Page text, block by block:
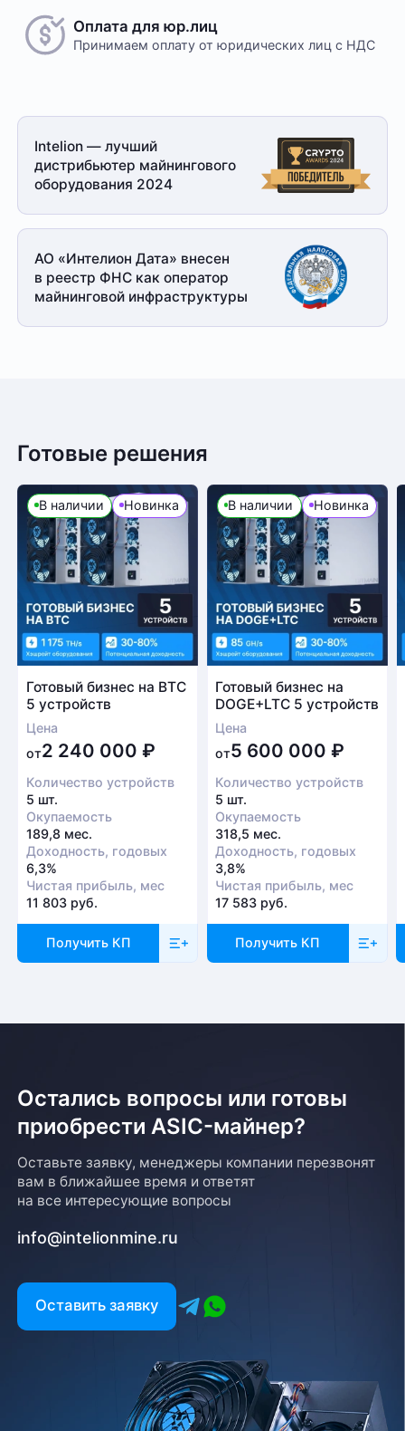
Оплата для юр.лиц
Принимаем оплату от юридических лиц с НДС
Intelion — лучший
дистрибьютер майнингового
оборудования 2024
АО «Интелион Дата» внесен
в реестр ФНС как оператор
майнинговой инфраструктуры
Готовые решения
В наличии Новинка
Готовый бизнес на BTC
5 устройств
Цена
от2 240 000 ₽
Количество устройств
5 шт.
Окупаемость
189,8 мес.
Доходность, годовых
6,3%
Чистая прибыль, мес
11 803 руб.
Получить КП
В наличии Новинка
Готовый бизнес на
DOGE+LTC 5 устройств
Цена
от5 600 000₽
Количество устройств
5 шт.
Окупаемость
318,5 мес.
Доходность, годовых
3,8%
Чистая прибыль, мес
17 583 руб.
Получить КП
Остались вопросы или готовы
приобрести ASIC-майнер?
Оставьте заявку, менеджеры компании перезвонят
вам в ближайшее время и ответят
на все интересующие вопросы
info@intelionmine.ru
Оставить заявку